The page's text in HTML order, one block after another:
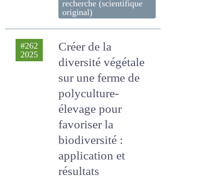
COUVREUR SEBASTIEN,
SENECAL JULIETTE, FAURE
PASCALE, ODOUX Jean-
ANNETTE, Lemauviel-
Lavenant Servane
recherche (scientifique
original)
Créer de la diversité
végétale sur une
ferme de
polyculture-
élevage pour